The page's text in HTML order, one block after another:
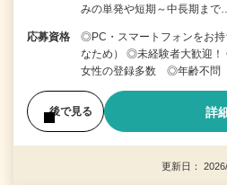
みの単発や短期～中長期まで
応募資格
◎PC・スマートフォンをお
なため） ◎未経験者大歓迎
女性の登録多数 ◎年齢不問
後で見る 詳
更新日：